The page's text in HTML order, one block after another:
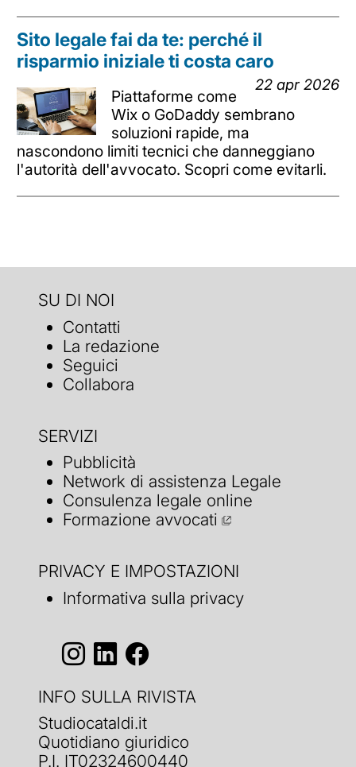
Sito legale fai da te: perché il
risparmio iniziale ti costa caro
22 apr 2026
Piattaforme come
Wix o GoDaddy sembrano
soluzioni rapide, ma
nascondono limiti tecnici che danneggiano
l'autorità dell'avvocato. Scopri come evitarli.
SU DI NOI
Contatti
La redazione
Seguici
Collabora
SERVIZI
Pubblicità
Network di assistenza Legale
Consulenza legale online
Formazione avvocati
PRIVACY E IMPOSTAZIONI
Informativa sulla privacy
INFO SULLA RIVISTA
Studiocataldi.it
Quotidiano giuridico
P.I. IT02324600440